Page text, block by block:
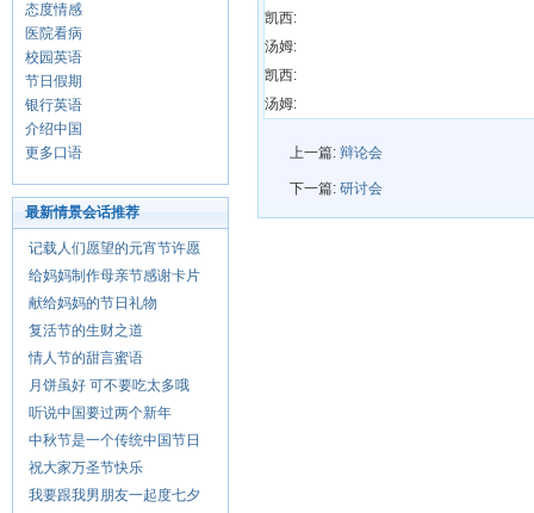
态度情感
医院看病
校园英语
节日假期
银行英语
介绍中国
更多口语
最新情景会话推荐
记载人们愿望的元宵节许愿
给妈妈制作母亲节感谢卡片
献给妈妈的节日礼物
复活节的生财之道
情人节的甜言蜜语
月饼虽好 可不要吃太多哦
听说中国要过两个新年
中秋节是一个传统中国节日
祝大家万圣节快乐
我要跟我男朋友一起度七夕
凯西:
汤姆:
凯西:
汤姆:
上一篇: 辩论会
下一篇: 研讨会